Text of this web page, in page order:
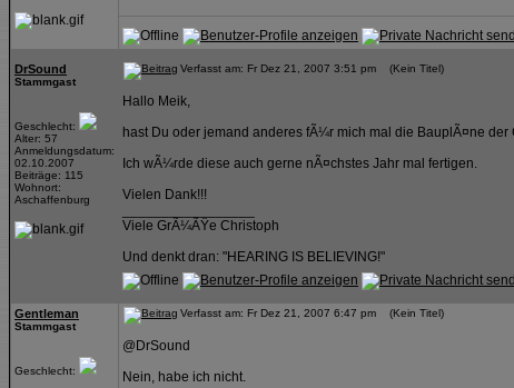
DrSound
Stammgast
Geschlecht:
Alter: 57
Anmeldungsdatum:
02.10.2007
Beiträge: 115
Wohnort:
Aschaffenburg
Verfasst am: Fr Dez 21, 2007 3:51 pm (Kein Titel)
Hallo Meik,
hast Du oder jemand anderes fÃ¼r mich mal die BauplÃ¤ne
Ich wÃ¼rde diese auch gerne nÃ¤chstes Jahr mal fertigen.
Vielen Dank!!!
Viele GrÃ¼ÃŸe Christoph
Und denkt dran: "HEARING IS BELIEVING!"
Gentleman
Stammgast
Geschlecht:
Verfasst am: Fr Dez 21, 2007 6:47 pm (Kein Titel)
@DrSound
Nein, habe ich nicht.